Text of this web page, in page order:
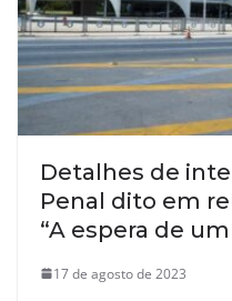
Detalhes de
Penal dito em
“A espera de
17 de agosto de 2023